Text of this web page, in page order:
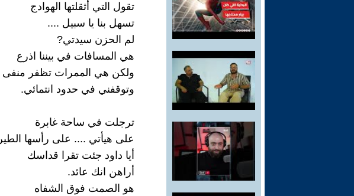
تقول التي أثقلتها الهوادج
تسهل بنا يا سبيل ....
لم الحزن سيدتي?
هي المسافات في بيننا اذرع
ولكن هي الممرات تظفر منفى
وتوقفني في حدود انتمائي.
ترجلت في ساحة غابرة
على هيأتي .... على رأسها الطير
أيا داود جئت تقرا قداسك
أراهن انك عائد.
هو الصمت فوق الشفاه